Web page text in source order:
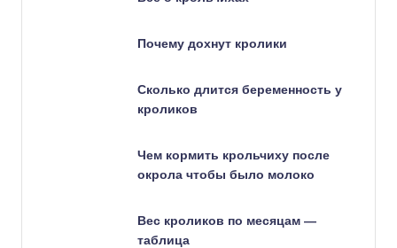
Почему дохнут кролики
Сколько длится беременность у
кроликов
Чем кормить крольчиху после
окрола чтобы было молоко
Вес кроликов по месяцам —
таблица